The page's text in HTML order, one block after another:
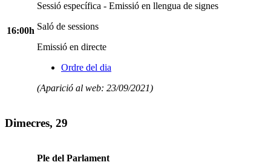
16:00h
Sessió específica - Emissió en llengua de signes
Saló de sessions
Emissió en directe
Ordre del dia
(Aparició al web: 23/09/2021)
Dimecres, 29
Ple del Parlament